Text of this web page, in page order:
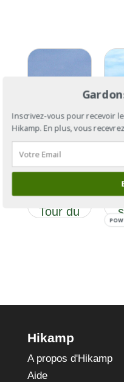
GR®34
Section 17
Vannes à
Tour du
Hikamp
A propos d'Hikamp
Aide
Inscrivez-vous pour recevoir
Hikamp. En plus, vous